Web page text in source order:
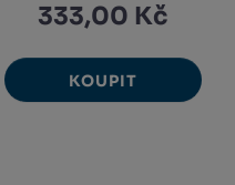
333,00 Kč
KOUPIT